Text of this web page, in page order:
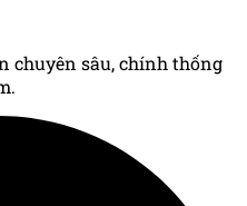
chuyên sâu, chính thống